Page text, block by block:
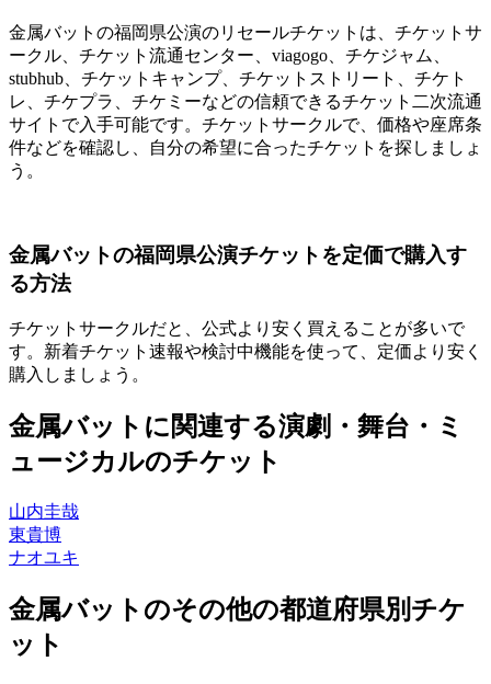
金属バットの福岡県公演のリセールチケットは、チケットサ
ークル、チケット流通センター、viagogo、チケジャム、
stubhub、チケットキャンプ、チケットストリート、チケト
レ、チケプラ、チケミーなどの信頼できるチケット二次流通
サイトで入手可能です。チケットサークルで、価格や座席条
件などを確認し、自分の希望に合ったチケットを探しましょ
う。
金属バットの福岡県公演チケットを定価で購入す
る方法
チケットサークルだと、公式より安く買えることが多いで
す。新着チケット速報や検討中機能を使って、定価より安く
購入しましょう。
金属バットに関連する演劇・舞台・ミ
ュージカルのチケット
山内圭哉
東貴博
ナオユキ
金属バットのその他の都道府県別チケ
ット